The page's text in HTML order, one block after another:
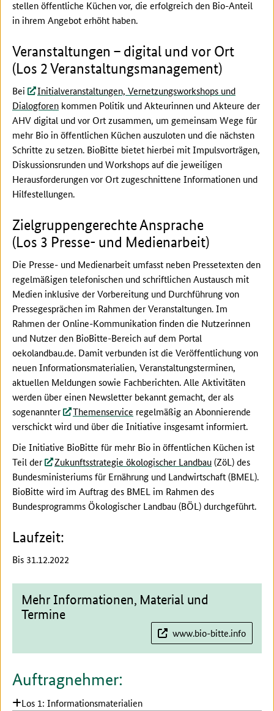
stellen öffentliche Küchen vor, die erfolgreich den Bio-Anteil
in ihrem Angebot erhöht haben.
Veranstaltungen – digital und vor Ort
(Los 2 Veranstaltungsmanagement)
Bei
Initialveranstaltungen, Vernetzungsworkshops und
Dialogforen kommen Politik und Akteurinnen und Akteure der
AHV digital und vor Ort zusammen, um gemeinsam Wege für
mehr Bio in öffentlichen Küchen auszuloten und die nächsten
Schritte zu setzen. BioBitte bietet hierbei mit Impulsvorträgen,
Diskussionsrunden und Workshops auf die jeweiligen
Herausforderungen vor Ort zugeschnittene Informationen und
Hilfestellungen.
Zielgruppengerechte Ansprache
(Los 3 Presse- und Medienarbeit)
Die Presse- und Medienarbeit umfasst neben Pressetexten den
regelmäßigen telefonischen und schriftlichen Austausch mit
Medien inklusive der Vorbereitung und Durchführung von
Pressegesprächen im Rahmen der Veranstaltungen. Im
Rahmen der Online-Kommunikation finden die Nutzerinnen
und Nutzer den BioBitte-Bereich auf dem Portal
oekolandbau.de. Damit verbunden ist die Veröffentlichung von
neuen Informationsmaterialien, Veranstaltungsterminen,
aktuellen Meldungen sowie Fachberichten. Alle Aktivitäten
werden über einen Newsletter bekannt gemacht, der als
sogenannter
Themenservice regelmäßig an Abonnierende
verschickt wird und über die Initiative insgesamt informiert.
Die Initiative BioBitte für mehr Bio in öffentlichen Küchen ist
Teil der
Zukunftsstrategie ökologischer Landbau(ZöL) des
Bundesministeriums für Ernährung und Landwirtschaft (BMEL).
BioBitte wird im Auftrag des BMEL im Rahmen des
Bundesprogramms Ökologischer Landbau (BÖL) durchgeführt.
Laufzeit:
Bis 31.12.2022
Mehr Informationen, Material und
Termine
www.bio-bitte.info
Auftragnehmer:
Los 1: Informationsmaterialien